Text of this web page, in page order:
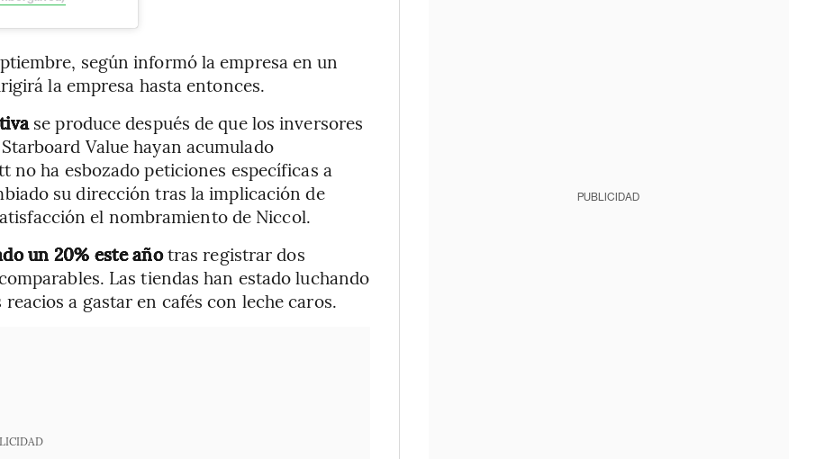
según informó la empresa en un
la empresa hasta entonces.
se produce después de que los inversores
Value hayan acumulado
ha esbozado peticiones específicas a
su dirección tras la implicación de
el nombramiento de Niccol.
un 20% este añotras registrar dos
Las tiendas han estado luchando
a gastar en cafés con leche caros.
PUBLICIDAD